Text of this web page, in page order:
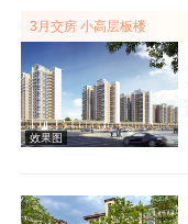
效果图
3月交房 小高层板楼